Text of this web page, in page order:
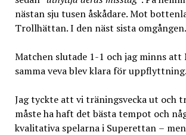
nästan sju tusen åskådare. Mot
Trollhättan. I den näst sista omgången.
Matchen slutade 1-1 och jag minns
samma veva blev klara för uppflyttning.
Jag tyckte att vi träningsvecka ut och
måste ha haft det bästa tempot och
kvalitativa spelarna i Superettan –